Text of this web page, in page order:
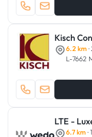
Kisch
6.2 km
L-7662
6.7 km